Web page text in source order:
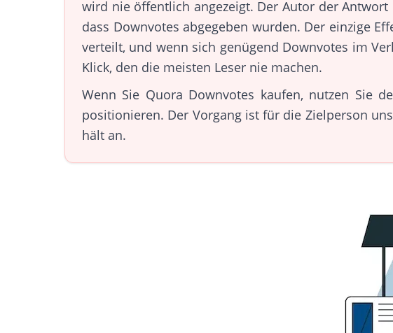
wird nie öffentlich angezeigt. Der Autor der
dass Downvotes abgegeben wurden. Der einzige
verteilt, und wenn sich genügend Downvotes im
Klick, den die meisten Leser nie machen.
Wenn Sie Quora Downvotes kaufen, nutzen Sie
positionieren. Der Vorgang ist für die Zielperson
hält an.